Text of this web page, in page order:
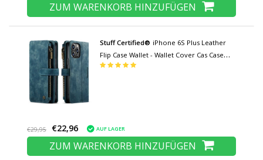
ZUM WARENKORB HINZUFÜGEN
Stuff Certified® iPhone 6S Plus Leather
Flip Case Wallet - Wallet Cover Cas Case
Blau
€29,95 €22,96 AUF LAGER
ZUM WARENKORB HINZUFÜGEN